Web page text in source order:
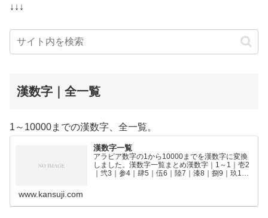
↓↓↓
漢数字｜全一覧
1～10000までの漢数字、全一覧。
漢数字一覧
アラビア数字の1から10000までを漢数字に変換
しました。漢数字一覧まとめ漢数字｜1～1｜壱2
｜弐3｜参4｜肆5｜伍6｜陸7｜漆8｜捌9｜玖10
www.kansuji.com